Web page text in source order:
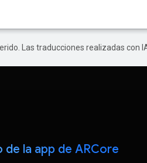
Las traducciones realizadas con
de la app de ARCore